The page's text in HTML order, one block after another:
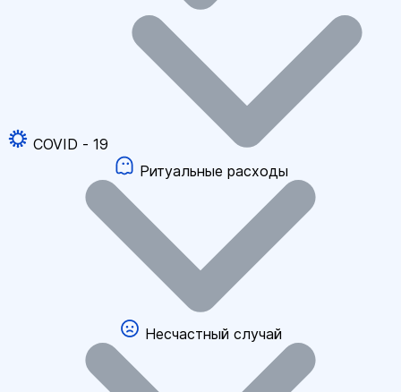
COVID - 19
Ритуальные расходы
Несчастный случай